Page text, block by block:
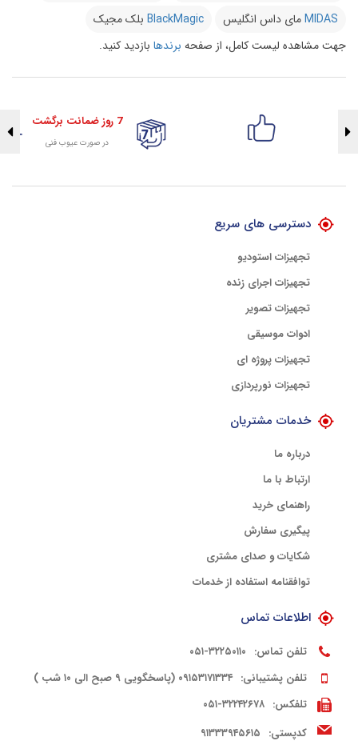
MIDASمای داس انگلیس BlackMagic بلک مجیک
جهت مشاهده لیست کامل، از صفحه برندها بازدید کنید.
7 روز ضمانت برگشت
در صورت عیوب فنی
دسترسی های سریع
تجهیزات استودیو
تجهیزات اجرای زنده
تجهیزات تصویر
ادوات موسیقی
تجهیزات پروژه ای
تجهیزات نورپردازی
خدمات مشتریان
درباره ما
ارتباط با ما
راهنمای خرید
پیگیری سفارش
شکایات و صدای مشتری
توافقنامه استفاده از خدمات
اطلاعات تماس
تلفن تماس: ۳۲۲۵۰۱۱۰-۰۵۱
تلفن پشتیبانی: ۰۹۱۵۳۱۷۱۳۳۴ (پاسخگویی ۹ صبح الی ۱۰ شب )
تلفکس: ۳۲۲۴۲۶۷۸-۰۵۱
کدپستی: ۹۱۳۳۳۹۴۵۶۱۵